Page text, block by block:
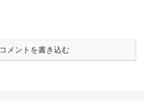
コメントを書き込む